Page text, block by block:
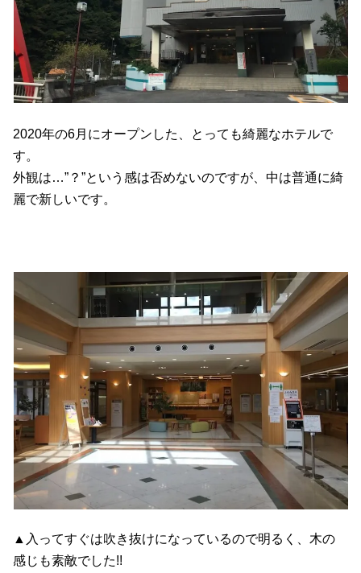
2020年の6月にオープンした、とっても綺麗なホテルで
す。
外観は…”？”という感は否めないのですが、中は普通に綺
麗で新しいです。
▲入ってすぐは吹き抜けになっているので明るく、木の
感じも素敵でした!!